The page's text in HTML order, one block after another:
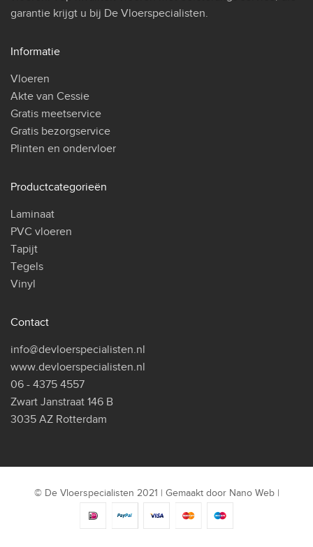
garantie krijgt u bij De Vloerspecialisten.
Informatie
Vloeren
Akte van Cessie
Gratis meetservice
Gratis bezorgservice
Plinten en ondervloer
Productcategorieën
Laminaat
PVC vloeren
Tapijt
Tegels
Vinyl
Contact
info@devloerspecialisten.nl
www.devloerspecialisten.nl
06 - 4375 4557
Zwart Janstraat 146 B
3035 AZ Rotterdam
© De Vloerspecialisten 2021 | Gemaakt door Nano Web|